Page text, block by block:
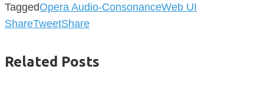
TaggedOpera Audio-ConsonanceWeb UI
ShareTweetShare
Related Posts